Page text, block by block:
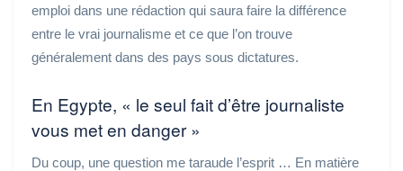
emploi dans une rédaction qui saura faire la différence
entre le vrai journalisme et ce que l’on trouve
généralement dans des pays sous dictatures.
En Egypte, « le seul fait d’être journaliste
vous met en danger »
Du coup, une question me taraude l’esprit … En matière